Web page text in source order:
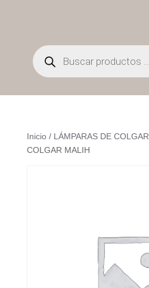
Búsqueda
de
productos
Inicio/ LÁMPARAS DE COLGAR
COLGAR MALIH